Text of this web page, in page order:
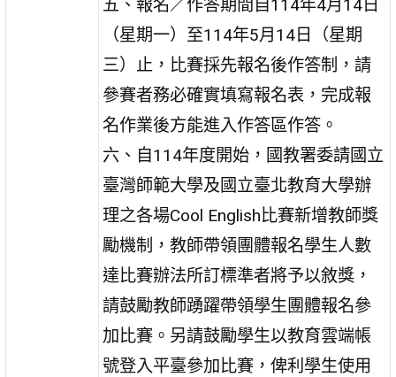
五、報名／作答期間自114年4月14日
（星期一）至114年5月14日（星期
三）止，比賽採先報名後作答制，請
參賽者務必確實填寫報名表，完成報
名作業後方能進入作答區作答。
六、自114年度開始，國教署委請國立
臺灣師範大學及國立臺北教育大學辦
理之各場Cool English比賽新增教師獎
勵機制，教師帶領團體報名學生人數
達比賽辦法所訂標準者將予以敘獎，
請鼓勵教師踴躍帶領學生團體報名參
加比賽。另請鼓勵學生以教育雲端帳
號登入平臺參加比賽，俾利學生使用